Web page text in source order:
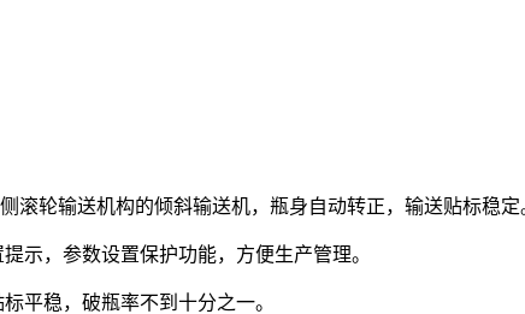
滚轮输送机构的倾斜输送机，瓶身自动转正，输送贴标稳定
示，参数设置保护功能，方便生产管理。
平稳，破瓶率不到十分之一。